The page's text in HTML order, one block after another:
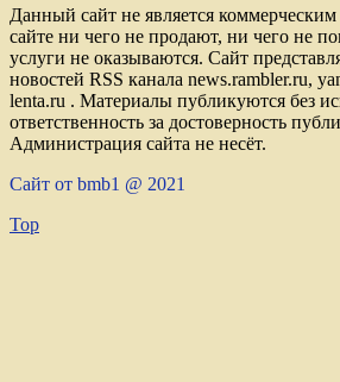
Данный сайт не является
сайте ни чего не продают, ни чего не
услуги не оказываются. Сайт
новостей RSS канала news.rambler.ru,
lenta.ru . Материалы публикуются без
ответственность за достоверность
Администрация сайта не несёт.
Сайт от bmb1 @ 2021
Top